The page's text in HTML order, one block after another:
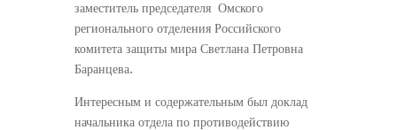
заместитель председателя Омского
регионального отделения Российского
комитета защиты мира Светлана Петровна
Баранцева.
Интересным и содержательным был доклад
начальника отдела по противодействию